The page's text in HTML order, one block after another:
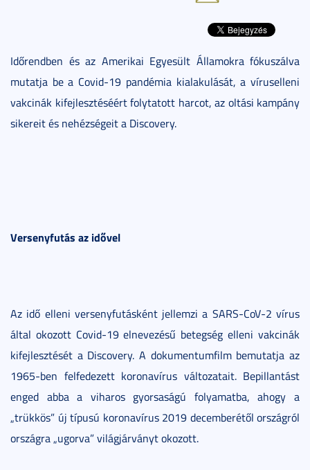
Időrendben és az Amerikai Egyesült Államokra fókuszálva
mutatja be a Covid-19 pandémia kialakulását, a víruselleni
vakcinák kifejlesztéséért folytatott harcot, az oltási kampány
sikereit és nehézségeit a Discovery.
Versenyfutás az idővel
Az idő elleni versenyfutásként jellemzi a SARS-CoV-2 vírus
által okozott Covid-19 elnevezésű betegség elleni vakcinák
kifejlesztését a Discovery. A dokumentumfilm bemutatja az
1965-ben felfedezett koronavírus változatait. Bepillantást
enged abba a viharos gyorsaságú folyamatba, ahogy a
„trükkös” új típusú koronavírus 2019 decemberétől országról
országra „ugorva” világjárványt okozott.